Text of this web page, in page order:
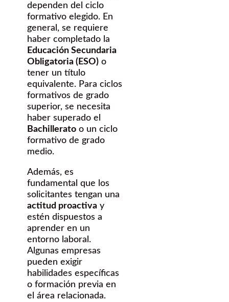
dependen del ciclo
formativo elegido. En
general, se requiere
haber completado la
Educación Secundaria
Obligatoria (ESO) o
tener un título
equivalente. Para ciclos
formativos de grado
superior, se necesita
haber superado el
Bachillerato o un ciclo
formativo de grado
medio.
Además, es
fundamental que los
solicitantes tengan una
actitud proactiva y
estén dispuestos a
aprender en un
entorno laboral.
Algunas empresas
pueden exigir
habilidades específicas
o formación previa en
el área relacionada.